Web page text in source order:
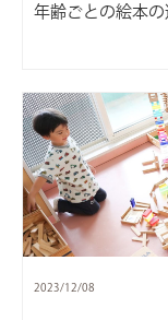
年齢ごとの絵本
2023/12/08